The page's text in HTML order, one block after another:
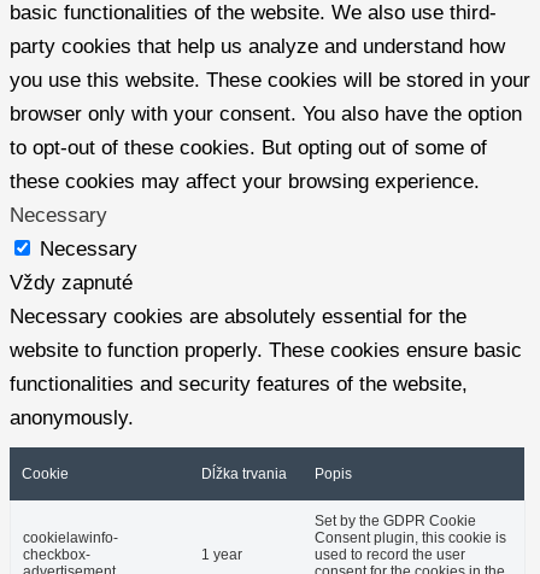
basic functionalities of the website. We also use third-
party cookies that help us analyze and understand how
you use this website. These cookies will be stored in your
browser only with your consent. You also have the option
to opt-out of these cookies. But opting out of some of
these cookies may affect your browsing experience.
Necessary
Necessary
Vždy zapnuté
Necessary cookies are absolutely essential for the
website to function properly. These cookies ensure basic
functionalities and security features of the website,
anonymously.
Cookie Dĺžka trvania Popis
cookielawinfo-
checkbox-
1 year
Set by the GDPR Cookie
Consent plugin, this cookie is
used to record the user